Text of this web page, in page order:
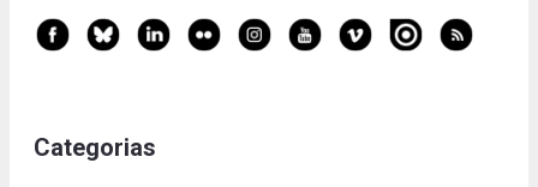
Categorias